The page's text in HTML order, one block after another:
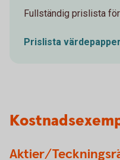
Fullständig prislista
Prislista
Aktier/